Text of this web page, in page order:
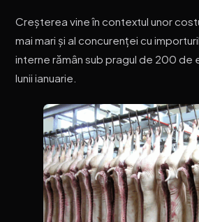
Creșterea vine în contextul unor
mai mari și al concurenței cu
interne rămân sub pragul de 200 de
lunii ianuarie.